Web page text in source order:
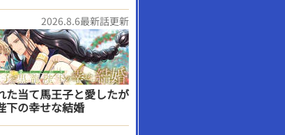
2026.8.6最新話更新
た当て馬王子と愛したが
下の幸せな結婚